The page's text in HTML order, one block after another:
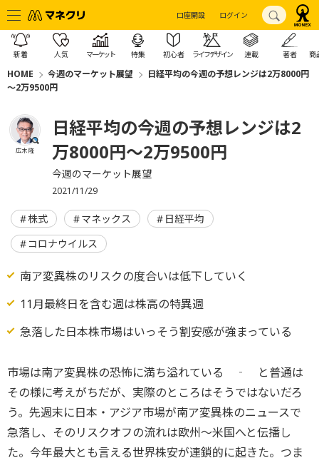
口座開設 ログイン
新着 人気 マーケット 特集 初心者 ライフデザイン 連載 著者 商
HOME 今週のマーケット展望
日経平均の今週の予想レンジは2万8000円
～2万9500円
広木 隆
日経平均の今週の予想レンジは2
万8000円～2万9500円
今週のマーケット展望
2021/11/29
株式 マネックス
日経平均
コロナウイルス
南ア変異株のリスクの度合いは低下していく
11月最終日を含む週は株高の特異週
急落した日本株市場はいっそう割安感が強まっている
市場は南ア変異株の恐怖に満ち溢れている ‐ と普通は
その様に考えがちだが、実際のところはそうではないだろ
う。先週末に日本・アジア市場が南ア変異株のニュースで
急落し、そのリスクオフの流れは欧州～米国へと伝播し
た。今年最大とも言える世界株安が連鎖的に起きた。つま